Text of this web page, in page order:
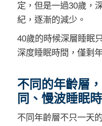
定，但是一過30歲，
紀，逐漸的減少。
40歲的時候深層睡眠
深度睡眠時間，僅剩
不同的年齡層
同、慢波睡眠
不同年齡層不只一天